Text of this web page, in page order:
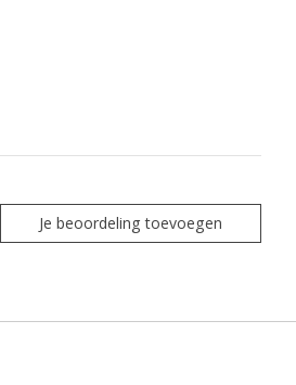
Je beoordeling toevoegen